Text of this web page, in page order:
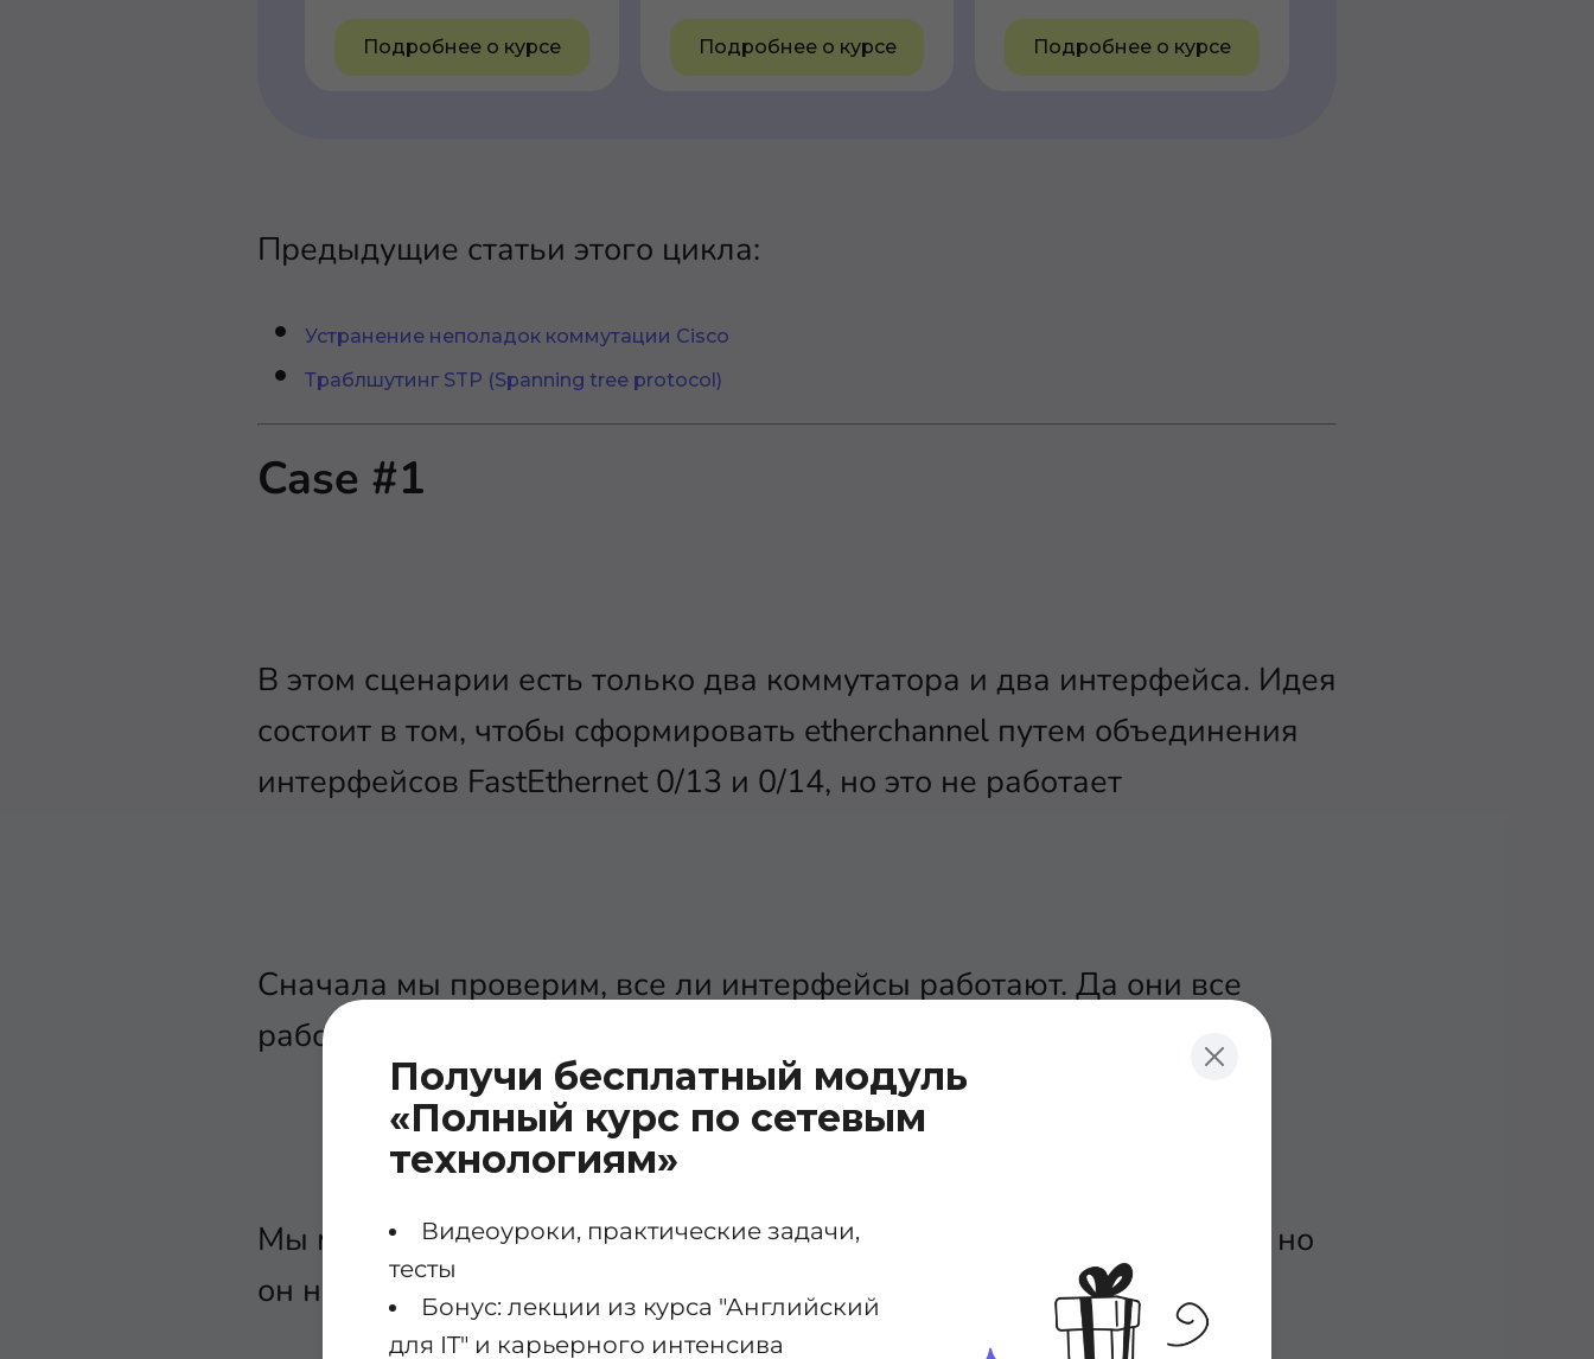
Получи бесплатный модуль
«Полный курс по сетевым
технологиям»
Видеоуроки, практические задачи,
тесты
Бонус: лекции из курса "Английский
для IT" и карьерного интенсива
Подробнее о курсе Подробнее о курсе Подробнее о курсе
Предыдущие статьи этого цикла:
Устранение неполадок коммутации Cisco
Траблшутинг STP (Spanning tree protocol)
Case #1
В этом сценарии есть только два коммутатора и два интерфейса. Идея
состоит в том, чтобы сформировать etherchannel путем объединения
интерфейсов FastEthernet 0/13 и 0/14, но это не работает
Сначала мы проверим, все ли интерфейсы работают. Да они все
работают.
Мы можем проверить, чтоport-channel interface
был создан, но
он не работает.